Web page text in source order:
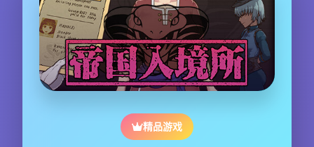
精品游戏